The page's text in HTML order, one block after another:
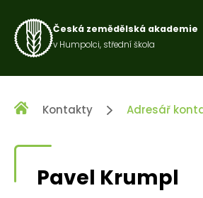
Česká zemědělská akademie
v Humpolci, střední škola
Kontakty Adresář
Pavel Krumpl